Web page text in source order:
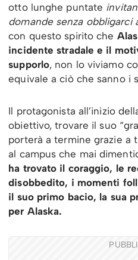
otto lunghe puntate
domande senza obbligarci
con questo spirito che
incidente stradale e il
supporlo, non lo viviamo
equivale a ciò che sanno i
Il protagonista all’inizio
obiettivo, trovare il suo
porterà a termine grazie a
al campus che mai
ha trovato il coraggio, le
disobbedito, i momenti
il suo primo bacio, la sua
per Alaska.